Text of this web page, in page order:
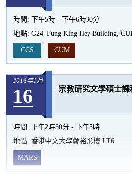
時間:
下午5時 - 下午6時30分
地點: G24, Fung King Hey Building,
CCS CUM
2016年1月
16 宗教研究文學碩士
時間:
下午2時30分 - 下午5時
地點: 香港中文大學鄭裕彤樓 LT6
MARS